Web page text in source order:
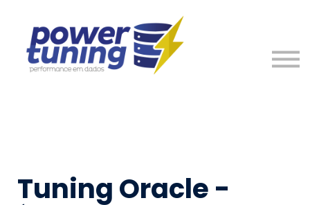
Nosso Time
Entre em Contato
Tuning Oracle -